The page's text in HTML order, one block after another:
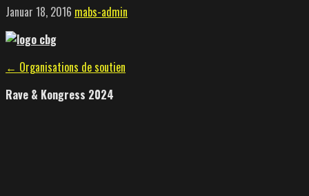
Januar 18, 2016 mabs-admin
Beitragsnavigation
← Organisations de soutien
Rave & Kongress 2024